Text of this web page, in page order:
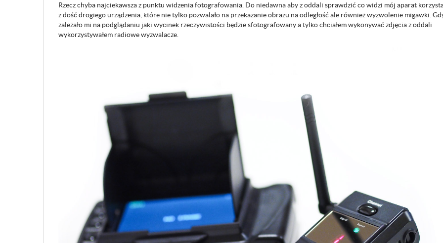
Rzecz chyba najciekawsza z punktu widzenia fotografowania. Do niedawna aby z oddali sprawdzić co widzi mój aparat
z dość drogiego urządzenia, które nie tylko pozwalało na przekazanie obrazu na odległość ale również wyzwolenie migawki.
zależało mi na podglądaniu jaki wycinek rzeczywistości będzie sfotografowany a tylko chciałem wykonywać zdjęcia z oddali
wykorzystywałem radiowe wyzwalacze.